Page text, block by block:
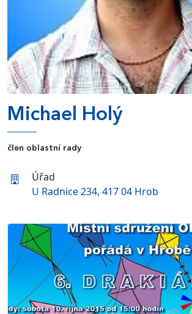
Michael Holý
člen oblastní rady
Úřad
U Radnice 234, 417 04 Hrob